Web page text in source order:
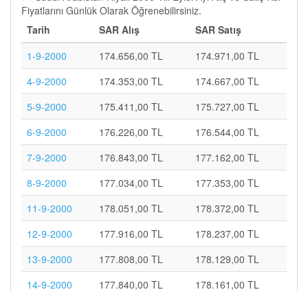
Fiyatlarını Günlük Olarak Öğrenebilirsiniz.
Tarih
SAR Alış
SAR Satış
1-9-2000
174.656,00 TL
174.971,00 TL
4-9-2000
174.353,00 TL
174.667,00 TL
5-9-2000
175.411,00 TL
175.727,00 TL
6-9-2000
176.226,00 TL
176.544,00 TL
7-9-2000
176.843,00 TL
177.162,00 TL
8-9-2000
177.034,00 TL
177.353,00 TL
11-9-2000
178.051,00 TL
178.372,00 TL
12-9-2000
177.916,00 TL
178.237,00 TL
13-9-2000
177.808,00 TL
178.129,00 TL
14-9-2000
177.840,00 TL
178.161,00 TL